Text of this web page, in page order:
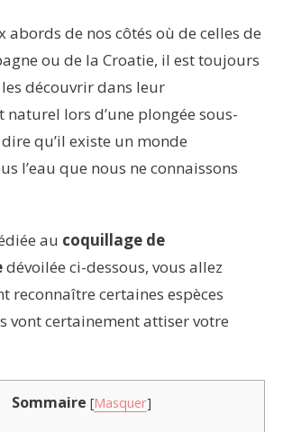
abords de nos côtés où de celles de
ou de la Croatie, il est toujours
découvrir dans leur
naturel lors d’une plongée sous-
qu’il existe un monde
l’eau que nous ne connaissons
au coquillage de
dévoilée ci-dessous, vous allez
reconnaître certaines espèces
vont certainement attiser votre
Sommaire [Masquer]